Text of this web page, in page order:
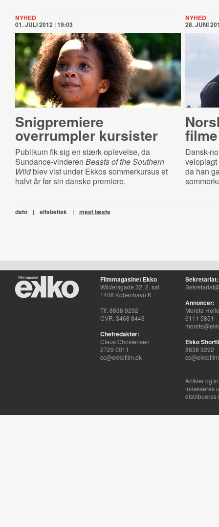
NYHED
01. JULI 2012 | 19:03
Snigpremiere
overrumpler kursister
Publikum fik sig en stærk oplevelse, da
Sundance-vinderen Beasts of the Southern
Wildblev vist under Ekkos sommerkursus et
halvt år før sin danske premiere.
NYHED
28. JUNI
Dansk-
da han
dato | alfabetisk | mest læste
Filmmagasinet Ekko
Wildersgade 32, 2. sal
1408 København K
Tlf. 8838 9292
CVR. 3468 8443
Chefredaktør:
Claus Christensen
2729 0011
cc@ekkofilm.dk
Sekretariat:
Annoncer:
Merete
6111 5851
Ekko
8838 9292
Artikler og
indekseres
distribueres